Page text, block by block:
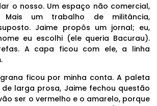
o nosso. Um espaço não comercial,
Mais um trabalho de militância,
Jaime propôs um jornal; eu,
eu escolhi (ele queria Bacurau).
A capa ficou com ele, a linha
ficou por minha conta. A paleta
larga prosa, Jaime fechou questão
ser o vermelho e o amarelo, porque